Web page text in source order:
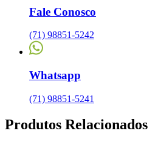
Fale Conosco
(71) 98851-5242
Whatsapp
(71) 98851-5241
Produtos Relacionados